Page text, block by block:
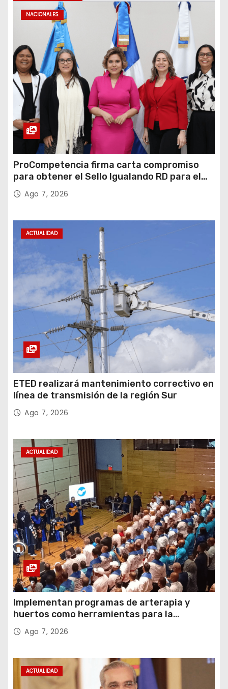
NACIONALES
ProCompetencia firma carta compromiso
para obtener el Sello Igualando RD para el
Sector Público
Ago 7, 2026
ACTUALIDAD
ETED realizará mantenimiento correctivo en
línea de transmisión de la región Sur
Ago 7, 2026
ACTUALIDAD
Implementan programas de arterapia y
huertos como herramientas para la
recuperación y la inclusión social
Ago 7, 2026
ACTUALIDAD